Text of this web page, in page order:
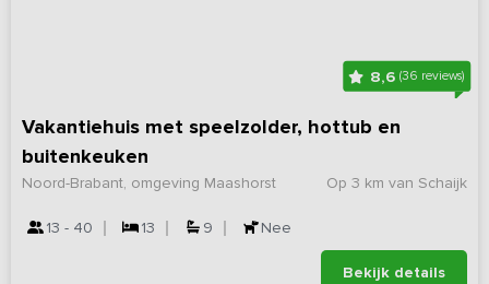
8,6 (36 reviews)
Vakantiehuis met speelzolder, hottub en
buitenkeuken
Op 3 km van Schaijk
Noord-Brabant, omgeving Maashorst
13 - 40 13 9 Nee
Bekijk details